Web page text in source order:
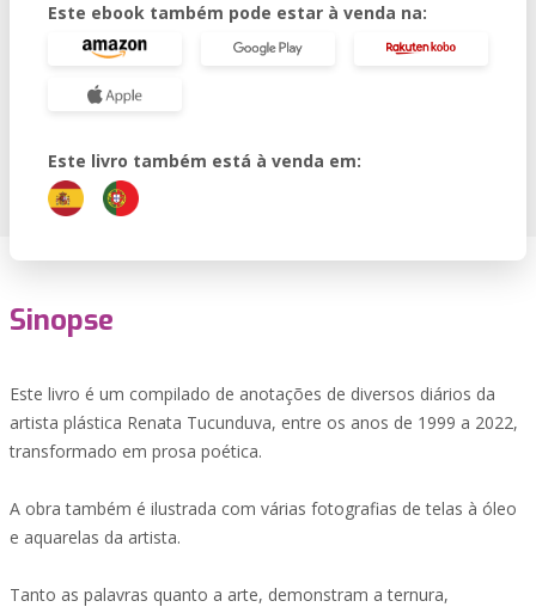
Este ebook também pode estar à venda na:
Este livro também está à venda em:
Sinopse
Este livro é um compilado de anotações de diversos diários da
artista plástica Renata Tucunduva, entre os anos de 1999 a 2022,
transformado em prosa poética.
A obra também é ilustrada com várias fotografias de telas à óleo
e aquarelas da artista.
Tanto as palavras quanto a arte, demonstram a ternura,